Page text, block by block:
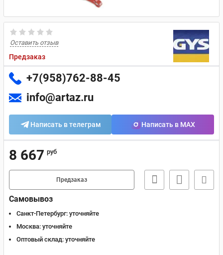
Оставить отзыв
Предзаказ
+7(958)762-88-45
info@artaz.ru
Написать в телеграм Написать в MAX
8 667 руб
Предзаказ
Самовывоз
Санкт-Петербург: уточняйте
Москва: уточняйте
Оптовый склад: уточняйте